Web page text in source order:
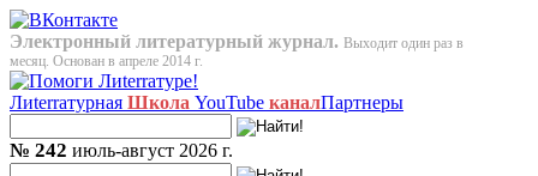
Электронный литературный журнал. Выходит один раз в
месяц. Основан в апреле 2014 г.
Лиterraтурная Школа YouTube каналПартнеры
№ 242 июль-август 2026 г.